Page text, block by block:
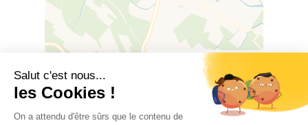
©OSM©CARTO
Route de Banyuls-Dels-Aspres, 66300
SAINT-JEAN-LASSEILLE